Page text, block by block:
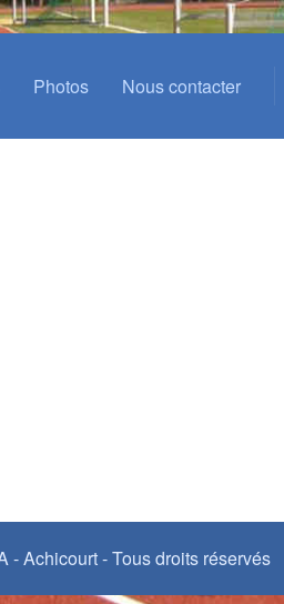
Photos Nous contacter
- Achicourt - Tous droits réservés